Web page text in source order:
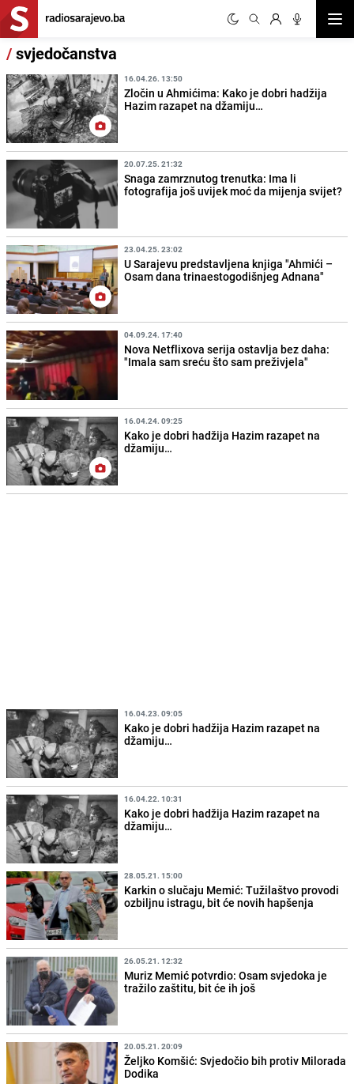
/svjedočanstva
16.04.26. 13:50
Zločin u Ahmićima: Kako je dobri hadžija
Hazim razapet na džamiju…
20.07.25. 21:32
Snaga zamrznutog trenutka: Ima li
fotografija još uvijek moć da mijenja svijet?
23.04.25. 23:02
U Sarajevu predstavljena knjiga "Ahmići –
Osam dana trinaestogodišnjeg Adnana"
04.09.24. 17:40
Nova Netflixova serija ostavlja bez daha:
"Imala sam sreću što sam preživjela"
16.04.24. 09:25
Kako je dobri hadžija Hazim razapet na
džamiju…
16.04.23. 09:05
Kako je dobri hadžija Hazim razapet na
džamiju…
16.04.22. 10:31
Kako je dobri hadžija Hazim razapet na
džamiju…
28.05.21. 15:00
Karkin o slučaju Memić: Tužilaštvo provodi
ozbiljnu istragu, bit će novih hapšenja
26.05.21. 12:32
Muriz Memić potvrdio: Osam svjedoka je
tražilo zaštitu, bit će ih još
20.05.21. 20:09
Željko Komšić: Svjedočio bih protiv Milorada
Dodika